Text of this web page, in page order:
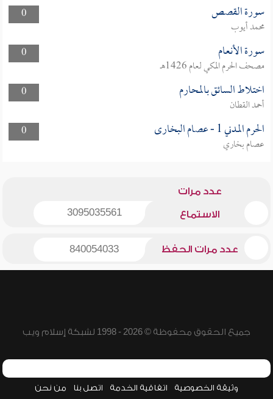
0
سورة القصص
محمد أيوب
0
سورة الأنعام
مصحف الحرم المكي لعام 1426هـ
0
اختلاط السائق بالمحارم
أحمد القطان
0
الحرم المدني 1 - عصام البخارى
عصام بخاري
عدد مرات
الاستماع 3095035561
عدد مرات الحفظ 840054033
جميع الحقوق محفوظة © 2026 - 1998 لشبكة إسلام ويب
وثيقة الخصوصية اتفاقية الخدمة اتصل بنا من نحن